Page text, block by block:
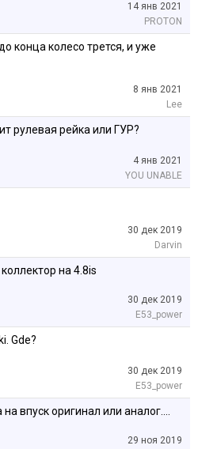
14 янв 2021
PROTON
конца колесо трется, и уже
8 янв 2021
Lee
рулевая рейка или ГУР?
4 янв 2021
YOU UNABLE
30 дек 2019
Darvin
на 4.8is
30 дек 2019
E53_power
Gde?
30 дек 2019
E53_power
впуск оригинал или аналог....
29 ноя 2019